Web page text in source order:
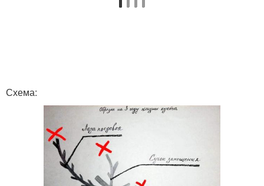
Схема: